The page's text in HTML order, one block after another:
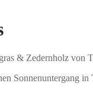
& Zedernholz von
Sonnenuntergang